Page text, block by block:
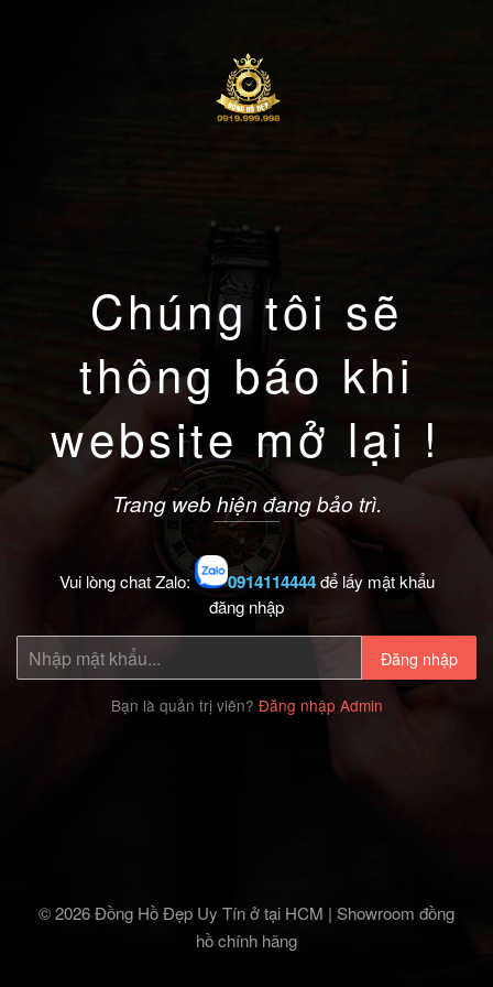
Chúng tôi sẽ
thông báo khi
website mở lại !
Trang web hiện đang bảo trì.
Vui lòng chat Zalo: 0914114444để lấy mật khẩu
đăng nhập
Đăng nhập
Bạn là quản trị viên? Đăng nhập Admin
© 2026 Đồng Hồ Đẹp Uy Tín ở tại HCM | Showroom đồng
hồ chính hãng‎